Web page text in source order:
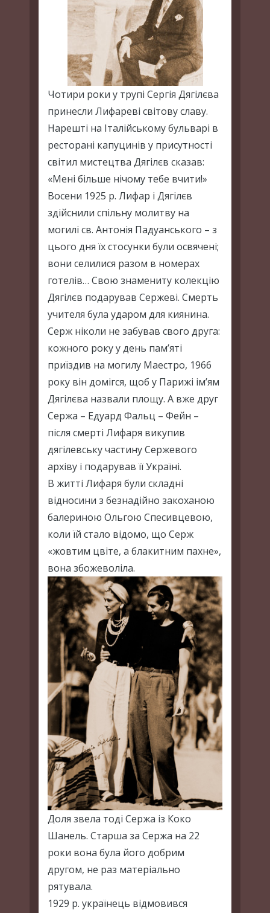
Чотири роки у трупі Сергія Дягілєва
принесли Лифареві світову славу.
Нарешті на Італійському бульварі в
ресторані капуцинів у присутності
світил мистецтва Дягілєв сказав:
«Мені більше нічому тебе вчити!»
Восени 1925 р. Лифар і Дягілєв
здійснили спільну молитву на
могилі св. Антонія Падуанського – з
цього дня їх стосунки були освячені;
вони селилися разом в номерах
готелів… Свою знамениту колекцію
Дягілєв подарував Сержеві. Смерть
учителя була ударом для киянина.
Серж ніколи не забував свого друга:
кожного року у день пам’яті
приїздив на могилу Маестро, 1966
року він домігся, щоб у Парижі ім’ям
Дягілєва назвали площу. А вже друг
Сержа – Едуард Фальц – Фейн –
після смерті Лифаря викупив
дягілевську частину Сержевого
архіву і подарував її Україні.
В житті Лифаря були складні
відносини з безнадійно закоханою
балериною Ольгою Спесивцевою,
коли їй стало відомо, що Серж
«жовтим цвіте, а блакитним пахне»,
вона збожеволіла.
Доля звела тоді Сержа із Коко
Шанель. Старша за Сержа на 22
роки вона була його добрим
другом, не раз матеріально
рятувала.
1929 р. українець відмовився